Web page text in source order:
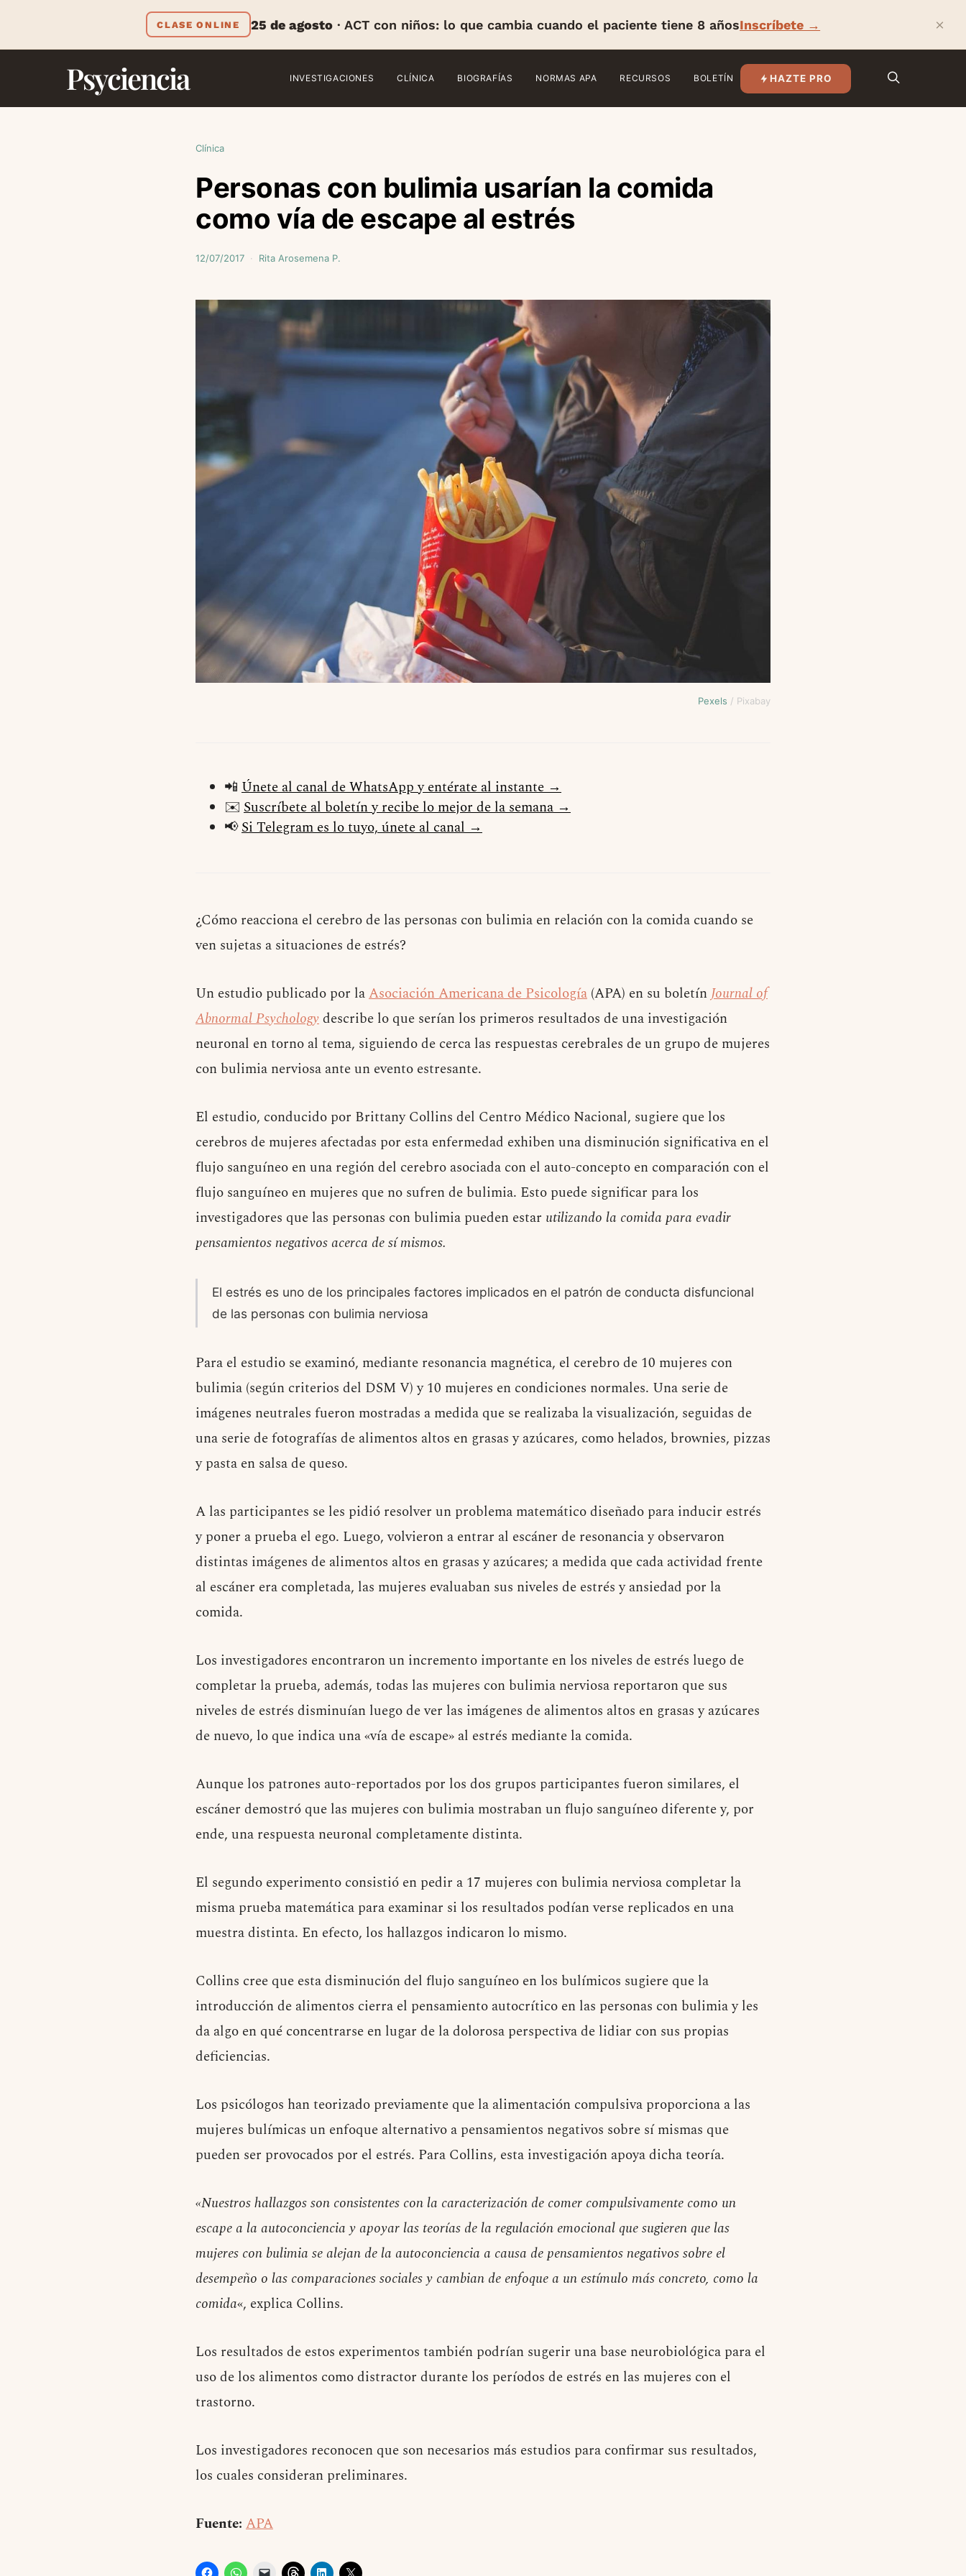
CLASE ONLINE 25 de agosto · ACT con niños: lo que cambia cuando el paciente tiene 8 añosInscríbete → ×
Psyciencia INVESTIGACIONES CLÍNICA BIOGRAFÍAS NORMAS APA RECURSOS BOLETÍN HAZTE PRO
Clínica
Personas con bulimia usarían la comida
como vía de escape al estrés
12/07/2017 Rita Arosemena P.
Pexels / Pixabay
📲 Únete al canal de WhatsApp y entérate al instante →
✉️ Suscríbete al boletín y recibe lo mejor de la semana →
📢Si Telegram es lo tuyo, únete al canal →
¿Cómo reacciona el cerebro de las personas con bulimia en relación con la comida cuando se
ven sujetas a situaciones de estrés?
Un estudio publicado por laAsociación Americana de Psicología (APA) en su boletínJournal of
Abnormal Psychologydescribe lo que serían los primeros resultados de una investigación
neuronal en torno al tema, siguiendo de cerca las respuestas cerebrales de un grupo de mujeres
con bulimia nerviosa ante un evento estresante.
El estudio, conducido por Brittany Collins del Centro Médico Nacional, sugiere que los
cerebros de mujeres afectadas por esta enfermedad exhiben una disminución significativa en el
flujo sanguíneo en una región del cerebro asociada con el auto-concepto en comparación con el
flujo sanguíneo en mujeres que no sufren de bulimia. Esto puede significar para los
investigadores que las personas con bulimia pueden estar utilizando la comida para evadir
pensamientos negativos acerca de sí mismos.
El estrés es uno de los principales factores implicados en el patrón de conducta disfuncional
de las personas con bulimia nerviosa
Para el estudio se examinó, mediante resonancia magnética, el cerebro de 10 mujeres con
bulimia (según criterios del DSM V) y 10 mujeres en condiciones normales. Una serie de
imágenes neutrales fueron mostradas a medida que se realizaba la visualización, seguidas de
una serie de fotografías de alimentos altos en grasas y azúcares, como helados, brownies, pizzas
y pasta en salsa de queso.
A las participantes se les pidió resolver un problema matemático diseñado para inducir estrés
y poner a prueba el ego. Luego, volvieron a entrar al escáner de resonancia y observaron
distintas imágenes de alimentos altos en grasas y azúcares; a medida que cada actividad frente
al escáner era completada, las mujeres evaluaban sus niveles de estrés y ansiedad por la
comida.
Los investigadores encontraron un incremento importante en los niveles de estrés luego de
completar la prueba, además, todas las mujeres con bulimia nerviosa reportaron que sus
niveles de estrés disminuían luego de ver las imágenes de alimentos altos en grasas y azúcares
de nuevo, lo que indica una «vía de escape» al estrés mediante la comida.
Aunque los patrones auto-reportados por los dos grupos participantes fueron similares, el
escáner demostró que las mujeres con bulimia mostraban un flujo sanguíneo diferente y, por
ende, una respuesta neuronal completamente distinta.
El segundo experimento consistió en pedir a 17 mujeres con bulimia nerviosa completar la
misma prueba matemática para examinar si los resultados podían verse replicados en una
muestra distinta. En efecto, los hallazgos indicaron lo mismo.
Collins cree que esta disminución del flujo sanguíneo en los bulímicos sugiere que la
introducción de alimentos cierra el pensamiento autocrítico en las personas con bulimia y les
da algo en qué concentrarse en lugar de la dolorosa perspectiva de lidiar con sus propias
deficiencias.
Los psicólogos han teorizado previamente que la alimentación compulsiva proporciona a las
mujeres bulímicas un enfoque alternativo a pensamientos negativos sobre sí mismas que
pueden ser provocados por el estrés. Para Collins, esta investigación apoya dicha teoría.
«Nuestros hallazgos son consistentes con la caracterización de comer compulsivamente como un
escape a la autoconciencia y apoyar las teorías de la regulación emocional que sugieren que las
mujeres con bulimia se alejan de la autoconciencia a causa de pensamientos negativos sobre el
desempeño o las comparaciones sociales y cambian de enfoque a un estímulo más concreto, como la
comida«, explica Collins.
Los resultados de estos experimentos también podrían sugerir una base neurobiológica para el
uso de los alimentos como distractor durante los períodos de estrés en las mujeres con el
trastorno.
Los investigadores reconocen que son necesarios más estudios para confirmar sus resultados,
los cuales consideran preliminares.
Fuente: APA